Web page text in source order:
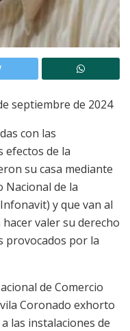
septiembre de 2024
con las
efectos de la
su casa mediante
Nacional de la
y que van al
valer su derecho
provocados por la
de Comercio
Coronado exhorto
las instalaciones de